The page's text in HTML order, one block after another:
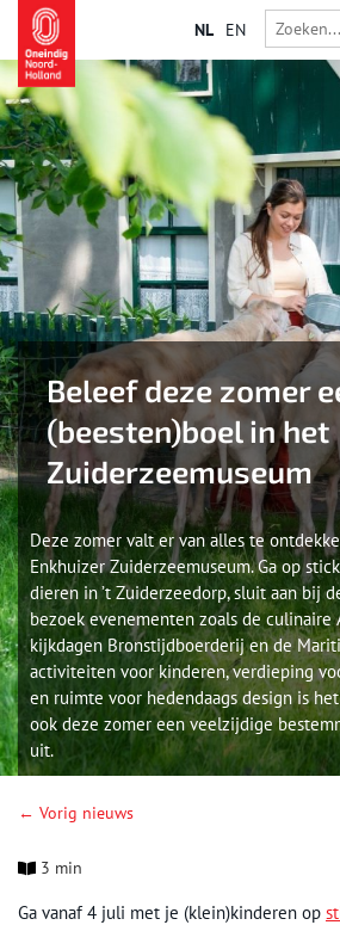
NL EN
Beleef deze zomer
(beesten)boel in het
Zuiderzeemuseum
Deze zomer valt er van alles te
Enkhuizer Zuiderzeemuseum. Ga op
dieren in ’t Zuiderzeedorp, sluit aan bij
bezoek evenementen zoals de culinaire
kijkdagen Bronstijdboerderij en de
activiteiten voor kinderen, verdieping
en ruimte voor hedendaags design is
ook deze zomer een veelzijdige
uit.
← Vorig nieuws
3 min
Ga vanaf 4 juli met je (klein)kinderen op